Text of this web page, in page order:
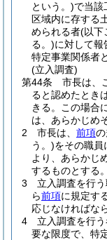
という。)で当該
区域内に存する
められる者(以下
る。)に対して報
特定事業関係者
(立入調査)
第44条
市長は、
ると認めたとき
きる。
この場合
は、あらかじめ
2
市長は、 前項
う。)をその職員
より、あらかじ
するものとする。
3
立入調査を行
ら前項に規定す
応じなければな
4
立入調査を行
要な限度で、特